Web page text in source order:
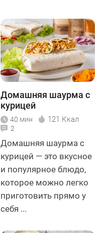
Домашняя шаурма с
курицей
40 мин 121 Ккал
2
Домашняя шаурма с
курицей — это вкусное
и популярное блюдо,
которое можно легко
приготовить прямо у
себя ...